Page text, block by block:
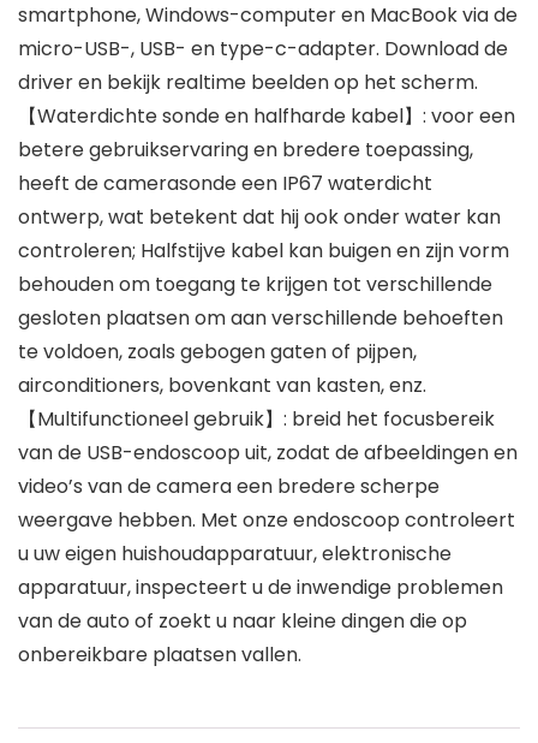
smartphone, Windows-computer en MacBook via de
micro-USB-, USB- en type-c-adapter. Download de
driver en bekijk realtime beelden op het scherm.
【Waterdichte sonde en halfharde kabel】: voor een
betere gebruikservaring en bredere toepassing,
heeft de camerasonde een IP67 waterdicht
ontwerp, wat betekent dat hij ook onder water kan
controleren; Halfstijve kabel kan buigen en zijn vorm
behouden om toegang te krijgen tot verschillende
gesloten plaatsen om aan verschillende behoeften
te voldoen, zoals gebogen gaten of pijpen,
airconditioners, bovenkant van kasten, enz.
【Multifunctioneel gebruik】: breid het focusbereik
van de USB-endoscoop uit, zodat de afbeeldingen en
video’s van de camera een bredere scherpe
weergave hebben. Met onze endoscoop controleert
u uw eigen huishoudapparatuur, elektronische
apparatuur, inspecteert u de inwendige problemen
van de auto of zoekt u naar kleine dingen die op
onbereikbare plaatsen vallen.